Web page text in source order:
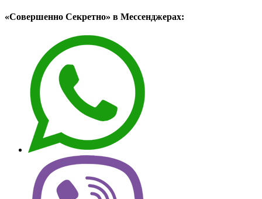
«Совершенно Секретно» в Мессенджерах: